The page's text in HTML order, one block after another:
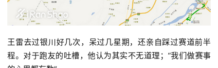
王雷去过银川好几次，呆过几星期，还亲自踩过赛道前半
程。对于跑友的吐槽，他认为其实不无道理；“我们做赛事